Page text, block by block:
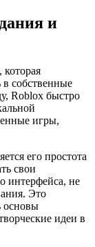
и
в собственные
Roblox быстро
игры,
его простота
свои
интерфейса, не
Это
основы
идеи в